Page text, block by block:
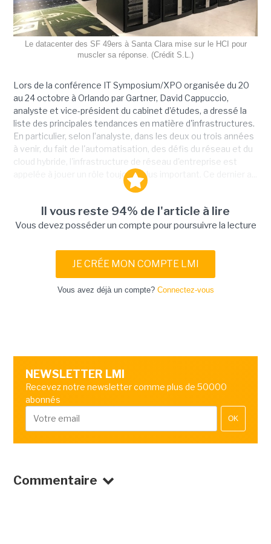
Le datacenter des SF 49ers à Santa Clara mise sur le HCI pour
muscler sa réponse. (Crédit S.L.)
Lors de la conférence IT Symposium/XPO organisée du 20
au 24 octobre à Orlando par Gartner, David Cappuccio,
analyste et vice-président du cabinet d’études, a dressé la
liste des principales tendances en matière d'infrastructures.
En particulier, selon l’analyste, dans les deux ou trois années
à venir, du fait de l'automatisation, des défis du réseau et du
cloud hybride, l'infrastructure de réseau d'entreprise est
appelée à jouer un rôle toujours plus important. Ce dernier a...
Il vous reste 94% de l'article à lire
Vous devez posséder un compte pour poursuivre la lecture
JE CRÉE MON COMPTE LMI
Vous avez déjà un compte? Connectez-vous
NEWSLETTER LMI
Recevez notre newsletter comme plus de 50000
abonnés
OK
Commentaire